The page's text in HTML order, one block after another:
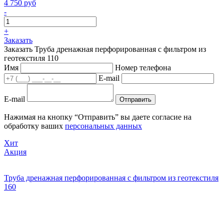
4 750 руб
-
+
Заказать
Заказать Труба дренажная перфорированная с фильтром из
геотекстиля 110
Имя
Номер телефона
E-mail
E-mail Отправить
Нажимая на кнопку “Отправить” вы даете согласие на
обработку ваших персональных данных
Хит
Акция
Труба дренажная перфорированная с фильтром из геотекстиля
160